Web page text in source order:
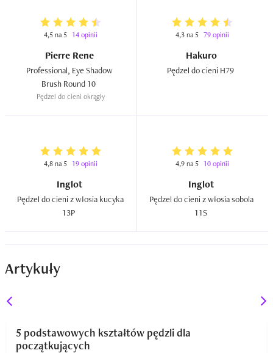
Gdyby coś się z nim stało, jak jakiś upadek, to na pewno
zakupiłabym nowy egzemplarz. Polecam :-)
4,5 na 5 14 opinii
Pierre Rene
Professional, Eye Shadow
Pędzel do cieni okrągły
4,3 na 5 79 opinii
Hakuro
4,8 na 5 19 opinii
Inglot
Pędzel do cieni z włosia kucyka
4,9 na 5 10 opinii
Inglot
Pędzel do cieni z włosia sobola
Artykuły
5 podstawowych kształtów pędzli dla
początkujących